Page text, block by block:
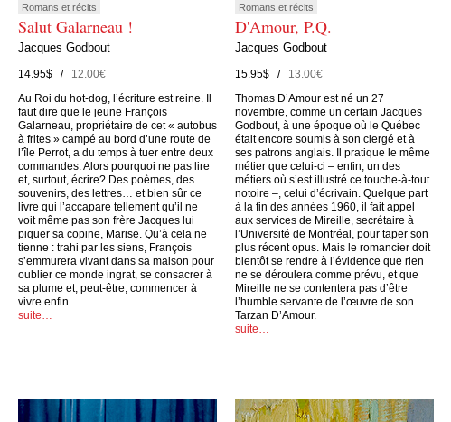
Romans et récits
Salut Galarneau !
Jacques Godbout
14.95$ /12.00€
Au Roi du hot-dog, l’écriture est reine. Il
faut dire que le jeune François
Galarneau, propriétaire de cet « autobus
à frites » campé au bord d’une route de
l’île Perrot, a du temps à tuer entre deux
commandes. Alors pourquoi ne pas lire
et, surtout, écrire? Des poèmes, des
souvenirs, des lettres… et bien sûr ce
livre qui l’accapare tellement qu’il ne
voit même pas son frère Jacques lui
piquer sa copine, Marise. Qu’à cela ne
tienne : trahi par les siens, François
s’emmurera vivant dans sa maison pour
oublier ce monde ingrat, se consacrer à
sa plume et, peut-être, commencer à
vivre enfin.
suite…
Romans et récits
D'Amour, P.Q.
Jacques Godbout
15.95$ /13.00€
Thomas D’Amour est né un 27
novembre, comme un certain Jacques
Godbout, à une époque où le Québec
était encore soumis à son clergé et à
ses patrons anglais. Il pratique le même
métier que celui-ci – enfin, un des
métiers où s’est illustré ce touche-à-tout
notoire –, celui d’écrivain. Quelque part
à la fin des années 1960, il fait appel
aux services de Mireille, secrétaire à
l’Université de Montréal, pour taper son
plus récent opus. Mais le romancier doit
bientôt se rendre à l’évidence que rien
ne se déroulera comme prévu, et que
Mireille ne se contentera pas d’être
l’humble servante de l’œuvre de son
Tarzan D’Amour.
suite…